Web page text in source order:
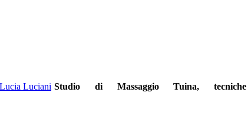
Studio di Massaggio Tuina, tecniche